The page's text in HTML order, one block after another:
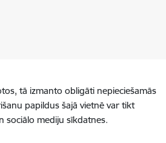
tā izmanto obligāti nepieciešamās
papildus šajā vietnē var tikt
sociālo mediju sīkdatnes.